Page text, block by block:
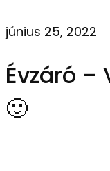
június 25, 2022
Évzáró –
🙂